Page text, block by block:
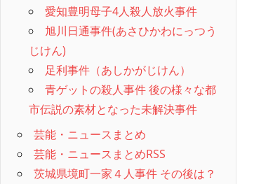
愛知豊明母子4人殺人放火事件
旭川日通事件(あさひかわにっつう
じけん)
足利事件（あしかがじけん）
青ゲットの殺人事件 後の様々な都
市伝説の素材となった未解決事件
芸能・ニュースまとめ
芸能・ニュースまとめRSS
茨城県境町一家４人事件 その後は？